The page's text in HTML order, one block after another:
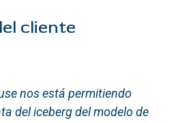
cliente
nos está permitiendo
del iceberg del modelo de